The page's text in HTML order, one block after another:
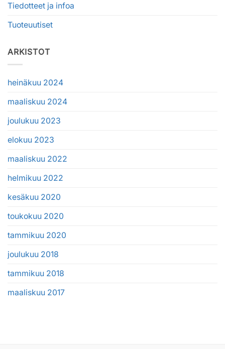
Tiedotteet ja infoa
Tuoteuutiset
ARKISTOT
heinäkuu 2024
maaliskuu 2024
joulukuu 2023
elokuu 2023
maaliskuu 2022
helmikuu 2022
kesäkuu 2020
toukokuu 2020
tammikuu 2020
joulukuu 2018
tammikuu 2018
maaliskuu 2017